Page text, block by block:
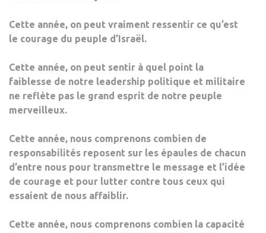
Cette année, on peut vraiment ressentir ce qu’est
le courage du peuple d’Israël.
Cette année, on peut sentir à quel point la
faiblesse de notre leadership politique et militaire
ne reflète pas le grand esprit de notre peuple
merveilleux.
Cette année, nous comprenons combien de
responsabilités reposent sur les épaules de chacun
d’entre nous pour transmettre le message et l’idée
de courage et pour lutter contre tous ceux qui
essaient de nous affaiblir.
Cette année, nous comprenons combien la capacité